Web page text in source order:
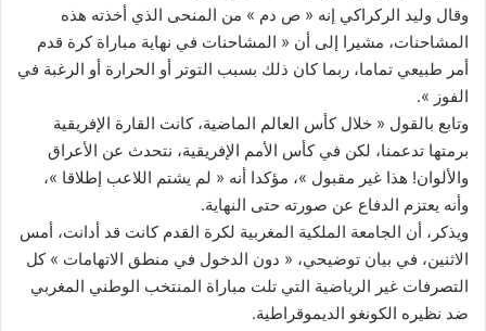
وقال وليد الركراكي إنه « ص دم » من المنحى الذي أخذته هذه
المشاحنات، مشيرا إلى أن « المشاحنات في نهاية مباراة كرة قدم
أمر طبيعي تماما، ربما كان ذلك بسبب التوتر أو الحرارة أو الرغبة في
الفوز ».
وتابع بالقول « خلال كأس العالم الماضية، كانت القارة الإفريقية
برمتها تدعمنا، لكن في كأس الأمم الإفريقية، نتحدث عن الأعراق
والألوان! هذا غير مقبول »، مؤكدا أنه « لم يشتم اللاعب إطلاقا »،
وأنه يعتزم الدفاع عن صورته حتى النهاية.
ويذكر، أن الجامعة الملكية المغربية لكرة القدم كانت قد أدانت، أمس
الاثنين، في بيان توضيحي، « دون الدخول في منطق الاتهامات » كل
التصرفات غير الرياضية التي تلت مباراة المنتخب الوطني المغربي
ضد نظيره الكونغو الديموقراطية.